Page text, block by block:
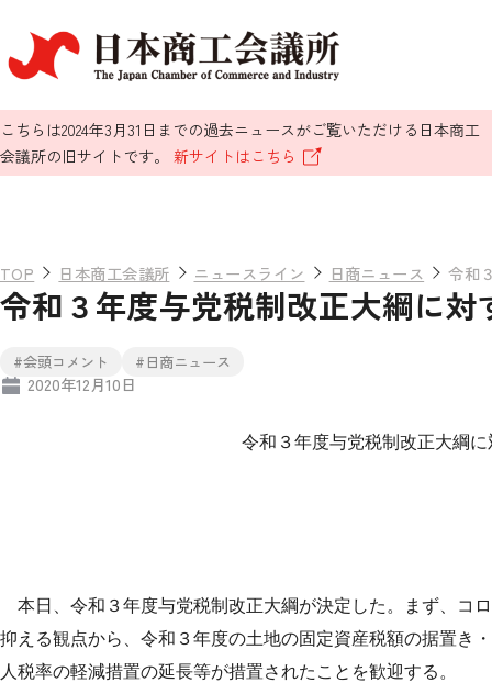
こちらは2024年3月31日までの過去ニュースがご覧いただける日本商工
会議所の旧サイトです。 新サイトはこちら
TOP 日本商工会議所 ニュースライン 日商ニュース 令和
令和３年度与党税制改正大綱に
#会頭コメント #日商ニュース
2020年12月10日
令和３年度与党税制改正大綱
本日、令和３年度与党税制改正大綱が決定した。まず、コ
抑える観点から、令和３年度の土地の固定資産税額の据置き
人税率の軽減措置の延長等が措置されたことを歓迎する。